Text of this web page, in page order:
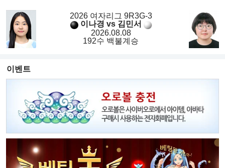
2026 여자리그 9R3G-3
이나경 vs 김민서
2026.08.08
192수 백불계승
이벤트